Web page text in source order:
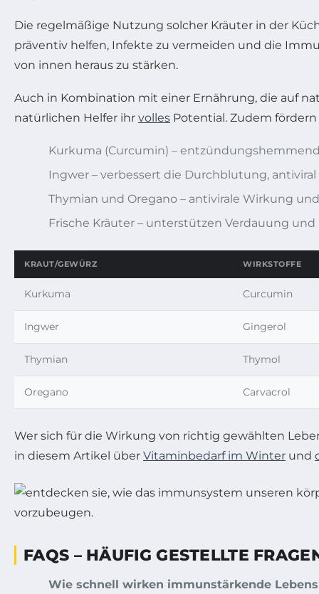
Die regelmäßige Nutzung solcher Kräuter in der
präventiv helfen, Infekte zu vermeiden und die
von innen heraus zu stärken.
Auch in Kombination mit einer Ernährung, die auf
natürlichen Helfer ihr volles Potential. Zudem
Kurkuma (Curcumin) –
Ingwer – verbessert die Durchblutung, antiviral
Thymian und Oregano – antivirale Wirkung
Frische Kräuter – unterstützen Verdauung
KRAUT/GEWÜRZ WIRKSTOFFE
Kurkuma Curcumin
Ingwer Gingerol
Thymian Thymol
Oregano Carvacrol
Wer sich für die Wirkung von richtig gewählten
in diesem Artikel über Vitaminbedarf im Winter und
FAQS – HÄUFIG GESTELLTE
Wie schnell wirken immunstärkende